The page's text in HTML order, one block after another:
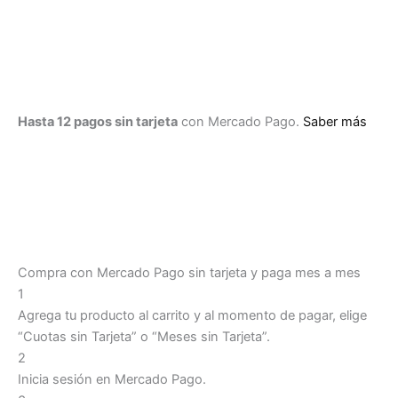
Hasta 12 pagos sin tarjeta con Mercado Pago. Saber más
Compra con Mercado Pago sin tarjeta y paga mes a mes
1
Agrega tu producto al carrito y al momento de pagar, elige
“Cuotas sin Tarjeta” o “Meses sin Tarjeta”.
2
Inicia sesión en Mercado Pago.